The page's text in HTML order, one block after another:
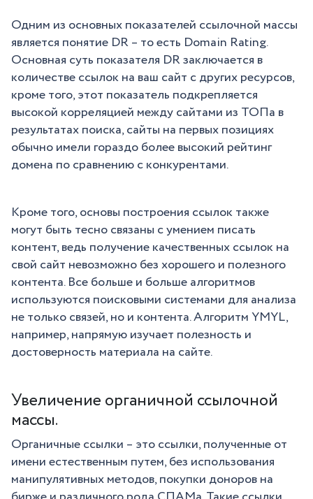
Одним из основных показателей ссылочной массы
является понятие DR – то есть Domain Rating.
Основная суть показателя DR заключается в
количестве ссылок на ваш сайт с других ресурсов,
кроме того, этот показатель подкрепляется
высокой корреляцией между сайтами из ТОПа в
результатах поиска, сайты на первых позициях
обычно имели гораздо более высокий рейтинг
домена по сравнению с конкурентами.
Кроме того, основы построения ссылок также
могут быть тесно связаны с умением писать
контент, ведь получение качественных ссылок на
свой сайт невозможно без хорошего и полезного
контента. Все больше и больше алгоритмов
используются поисковыми системами для анализа
не только связей, но и контента. Алгоритм YMYL,
например, напрямую изучает полезность и
достоверность материала на сайте.
Увеличение органичной ссылочной
массы.
Органичные ссылки – это ссылки, полученные от
имени естественным путем, без использования
манипулятивных методов, покупки доноров на